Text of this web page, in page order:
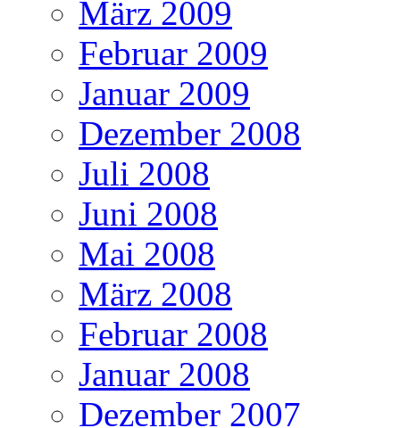
März 2009
Februar 2009
Januar 2009
Dezember 2008
Juli 2008
Juni 2008
Mai 2008
März 2008
Februar 2008
Januar 2008
Dezember 2007